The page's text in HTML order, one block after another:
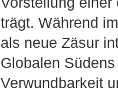
trägt. Während
als neue Zäsur
Globalen
Verwundbarkeit